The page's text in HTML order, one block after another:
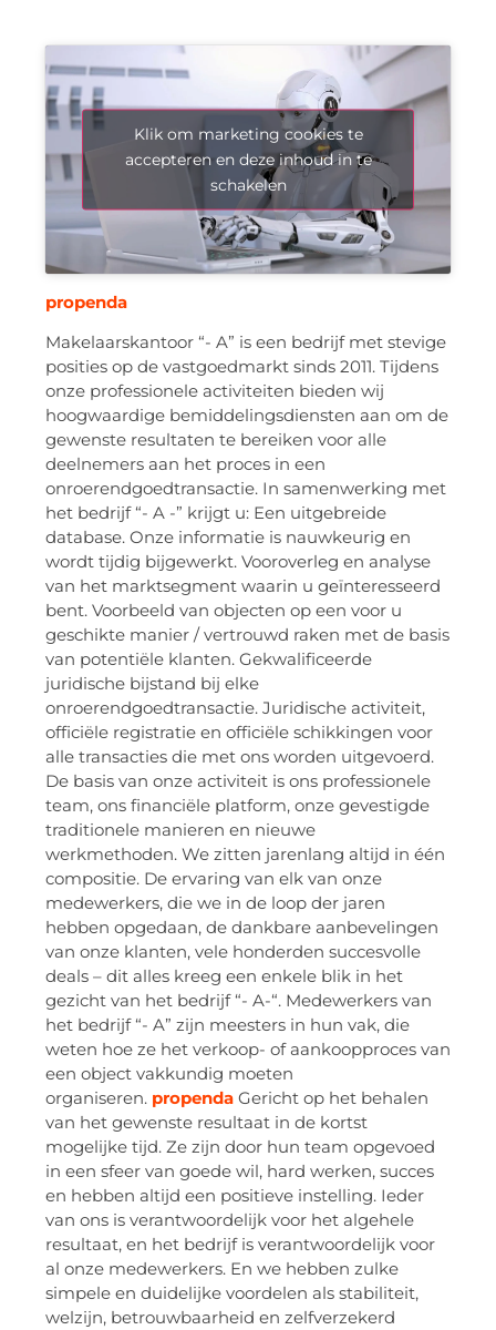
Klik om marketing cookies te
accepteren en deze inhoud in te
schakelen
propenda
Makelaarskantoor “- A” is een bedrijf met stevige
posities op de vastgoedmarkt sinds 2011. Tijdens
onze professionele activiteiten bieden wij
hoogwaardige bemiddelingsdiensten aan om de
gewenste resultaten te bereiken voor alle
deelnemers aan het proces in een
onroerendgoedtransactie. In samenwerking met
het bedrijf “- A -” krijgt u: Een uitgebreide
database. Onze informatie is nauwkeurig en
wordt tijdig bijgewerkt. Vooroverleg en analyse
van het marktsegment waarin u geïnteresseerd
bent. Voorbeeld van objecten op een voor u
geschikte manier / vertrouwd raken met de basis
van potentiële klanten. Gekwalificeerde
juridische bijstand bij elke
onroerendgoedtransactie. Juridische activiteit,
officiële registratie en officiële schikkingen voor
alle transacties die met ons worden uitgevoerd.
De basis van onze activiteit is ons professionele
team, ons financiële platform, onze gevestigde
traditionele manieren en nieuwe
werkmethoden. We zitten jarenlang altijd in één
compositie. De ervaring van elk van onze
medewerkers, die we in de loop der jaren
hebben opgedaan, de dankbare aanbevelingen
van onze klanten, vele honderden succesvolle
deals – dit alles kreeg een enkele blik in het
gezicht van het bedrijf “- A-“. Medewerkers van
het bedrijf “- A” zijn meesters in hun vak, die
weten hoe ze het verkoop- of aankoopproces van
een object vakkundig moeten
organiseren. propenda Gericht op het behalen
van het gewenste resultaat in de kortst
mogelijke tijd. Ze zijn door hun team opgevoed
in een sfeer van goede wil, hard werken, succes
en hebben altijd een positieve instelling. Ieder
van ons is verantwoordelijk voor het algehele
resultaat, en het bedrijf is verantwoordelijk voor
al onze medewerkers. En we hebben zulke
simpele en duidelijke voordelen als stabiliteit,
welzijn, betrouwbaarheid en zelfverzekerd